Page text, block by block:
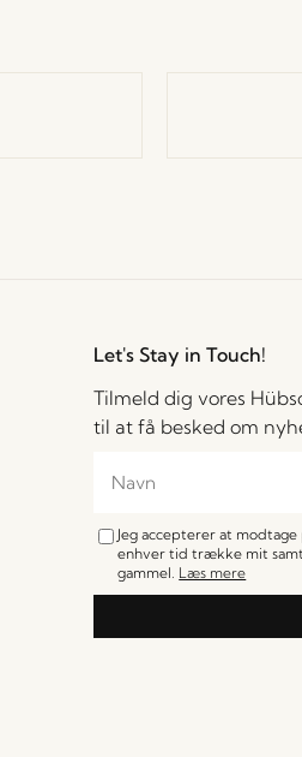
Let's Stay in Touch!
Tilmeld dig vores
til at få besked om
Jeg accepterer at
enhver tid trække mit
gammel. Læs mere